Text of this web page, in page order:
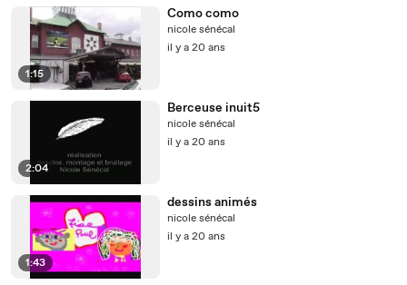
1:15
Como como
nicole sénécal
il y a 20 ans
2:04
Berceuse inuit5
nicole sénécal
il y a 20 ans
1:43
dessins animés
nicole sénécal
il y a 20 ans